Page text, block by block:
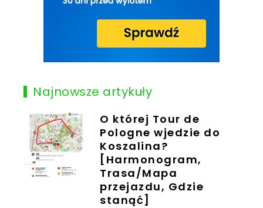
Najnowsze artykuły
O której Tour de
Pologne wjedzie do
Koszalina?
[Harmonogram,
Trasa/Mapa
przejazdu, Gdzie
stanąć]